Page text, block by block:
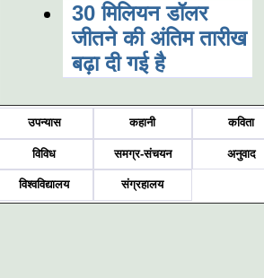
30 मिलियन डॉलर
जीतने की अंतिम तारीख
बढ़ा दी गई है
उपन्यास कहानी कविता
विविध समग्र-संचयन अनुवाद
विश्वविद्यालय संग्रहालय